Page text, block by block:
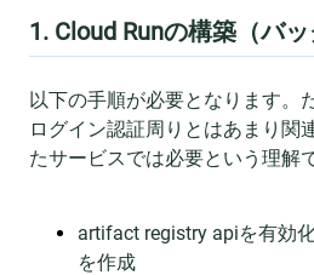
1. Cloud Runの構築（バッ
以下の手順が必要となります。
ログイン認証周りとはあまり関
たサービスでは必要という理解
artifact registry apiを有効
を作成